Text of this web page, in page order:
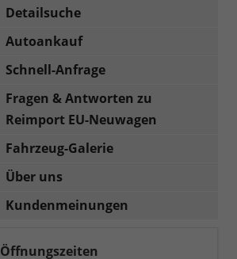
Detailsuche
Autoankauf
Schnell-Anfrage
Fragen & Antworten zu
Reimport EU-Neuwagen
Fahrzeug-Galerie
Über uns
Kundenmeinungen
Öffnungszeiten